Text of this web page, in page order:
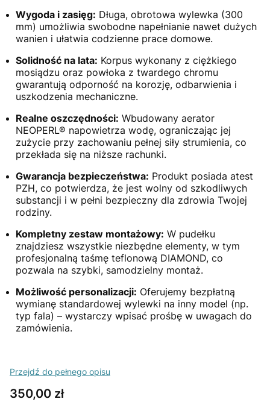
Wygoda i zasięg: Długa, obrotowa wylewka (300
mm) umożliwia swobodne napełnianie nawet dużych
wanien i ułatwia codzienne prace domowe.
Solidność na lata: Korpus wykonany z ciężkiego
mosiądzu oraz powłoka z twardego chromu
gwarantują odporność na korozję, odbarwienia i
uszkodzenia mechaniczne.
Realne oszczędności: Wbudowany aerator
NEOPERL® napowietrza wodę, ograniczając jej
zużycie przy zachowaniu pełnej siły strumienia, co
przekłada się na niższe rachunki.
Gwarancja bezpieczeństwa: Produkt posiada atest
PZH, co potwierdza, że jest wolny od szkodliwych
substancji i w pełni bezpieczny dla zdrowia Twojej
rodziny.
Kompletny zestaw montażowy: W pudełku
znajdziesz wszystkie niezbędne elementy, w tym
profesjonalną taśmę teflonową DIAMOND, co
pozwala na szybki, samodzielny montaż.
Możliwość personalizacji: Oferujemy bezpłatną
wymianę standardowej wylewki na inny model (np.
typ fala) – wystarczy wpisać prośbę w uwagach do
zamówienia.
Przejdź do pełnego opisu
Cena
350,00 zł